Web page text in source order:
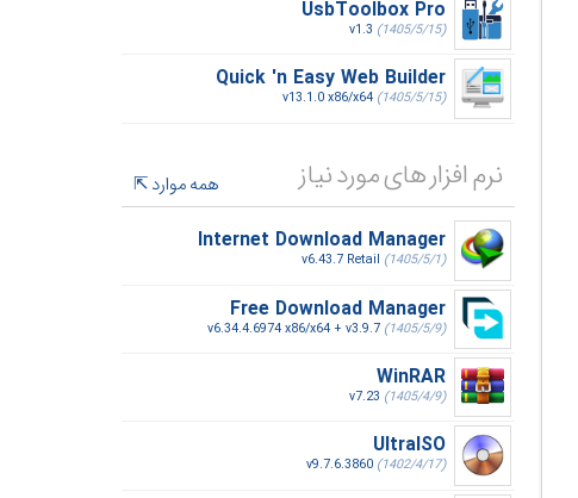
UsbToolbox Pro
v1.3 (1405/5/15)
Quick 'n Easy Web Builder
v13.1.0 x86/x64 (1405/5/15)
نرم افزار های مورد نیاز
همه موارد
Internet Download Manager
v6.43.7 Retail (1405/5/1)
Free Download Manager
v6.34.4.6974 x86/x64 + v3.9.7 (1405/5/9)
WinRAR
v7.23 (1405/4/9)
UltraISO
v9.7.6.3860 (1402/4/17)